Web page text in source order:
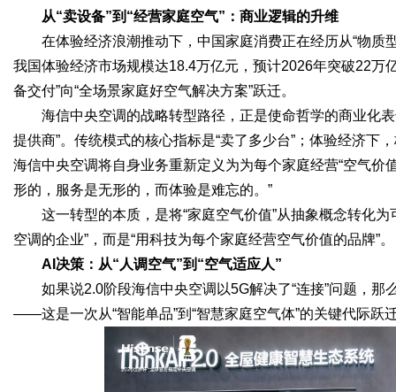
从“卖设备”到“经营家庭空气”：商业逻辑的升维
在体验经济浪潮推动下，中国家庭消费正在经历从“物质
我国体验经济市场规模达18.4万亿元，预计2026年突破22万
备交付”向“全场景家庭好空气解决方案”跃迁。
海信中央空调的战略转型路径，正是使命哲学的商业化
提供商”。传统模式的核心指标是“卖了多少台”；体验经济下
海信中央空调将自身业务重新定义为为每个家庭经营“空气价
形的，服务是无形的，而体验是难忘的。”
这一转型的本质，是将“家庭空气价值”从抽象概念转化
空调的企业”，而是“用科技为每个家庭经营空气价值的品牌”。
AI决策：从“人调空气”到“空气适应人”
如果说2.0阶段海信中央空调以5G解决了“连接”问题，那
——这是一次从“智能单品”到“智慧家庭空气体”的关键代际跃